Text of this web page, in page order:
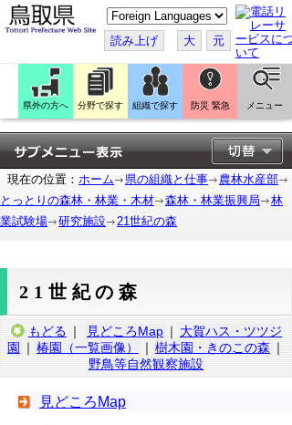
こ
の
ペ
ー
ジ
翻
訳
す
る
読み上げ 大 元
県外の方へ 分野で探す 組織で探す 防災 緊急 メニュー
現在の位置： ホーム 県の組織と仕事
農林水産部
とっとりの森林・林業・木材
森林・林業振興局
林
業試験場
研究施設 21世紀の森
21世紀の森
もどる ｜ 見どころMap ｜ 大賀ハス・ツツジ
園
｜ 椿園（一覧画像） ｜ 樹木園・きのこの森 ｜
野鳥等自然観察施設
見どころMap